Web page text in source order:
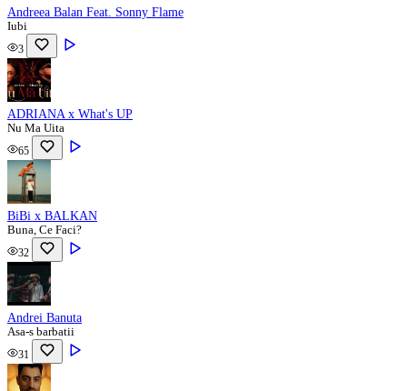
Andreea Balan Feat. Sonny Flame
Iubi
3
ADRIANA x What's UP
Nu Ma Uita
65
BiBi x BALKAN
Buna, Ce Faci?
32
Andrei Banuta
Asa-s barbatii
31